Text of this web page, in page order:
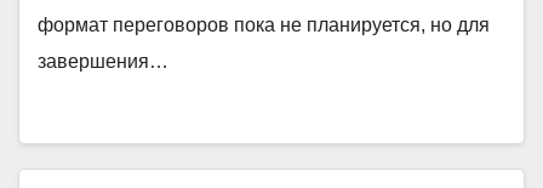
формат переговоров пока не планируется, но для
завершения…